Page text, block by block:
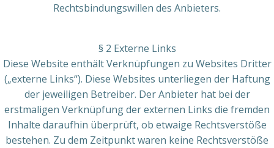
Rechtsbindungswillen des Anbieters.
§ 2 Externe Links
Diese Website enthält Verknüpfungen zu Websites Dritter
(„externe Links“). Diese Websites unterliegen der Haftung
der jeweiligen Betreiber. Der Anbieter hat bei der
erstmaligen Verknüpfung der externen Links die fremden
Inhalte daraufhin überprüft, ob etwaige Rechtsverstöße
bestehen. Zu dem Zeitpunkt waren keine Rechtsverstöße